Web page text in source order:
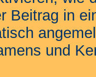
Beitrag in
und